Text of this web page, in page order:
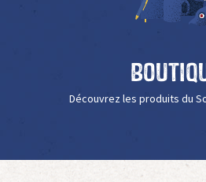
Découvrez les produits du